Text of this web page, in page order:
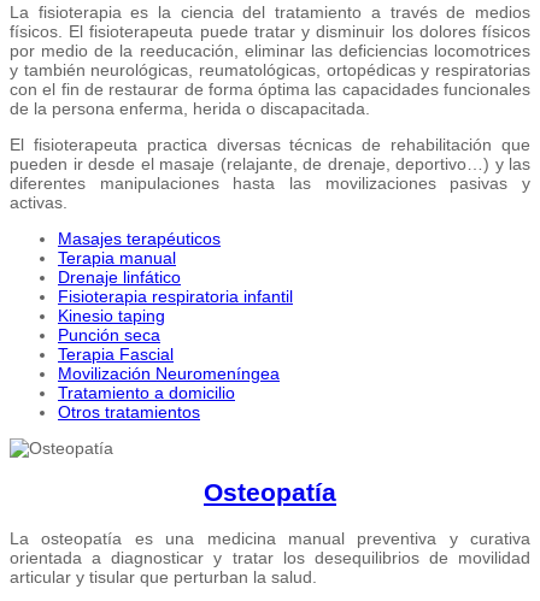
La fisioterapia es la ciencia del tratamiento a través de medios
físicos. El fisioterapeuta puede tratar y disminuir los dolores físicos
por medio de la reeducación, eliminar las deficiencias locomotrices
y también neurológicas, reumatológicas, ortopédicas y respiratorias
con el fin de restaurar de forma óptima las capacidades funcionales
de la persona enferma, herida o discapacitada.
El fisioterapeuta practica diversas técnicas de rehabilitación que
pueden ir desde el masaje (relajante, de drenaje, deportivo…) y las
diferentes manipulaciones hasta las movilizaciones pasivas y
activas.
Masajes terapéuticos
Terapia manual
Drenaje linfático
Fisioterapia respiratoria infantil
Kinesio taping
Punción seca
Terapia Fascial
Movilización Neuromeníngea
Tratamiento a domicilio
Otros tratamientos
Osteopatía
La osteopatía es una medicina manual preventiva y curativa
orientada a diagnosticar y tratar los desequilibrios de movilidad
articular y tisular que perturban la salud.